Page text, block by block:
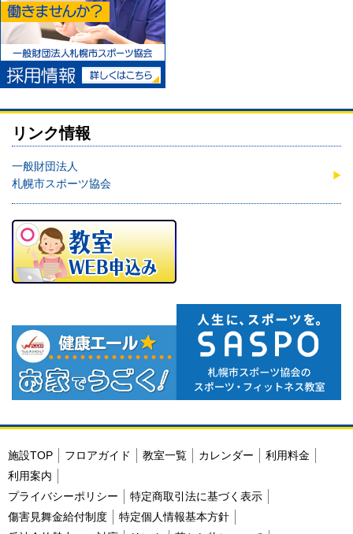
リンク情報
一般財団法人
札幌市スポーツ協会
施設TOP フロアガイド 教室一覧 カレンダー
利用料金
利用案内
プライバシーポリシー
特定商取引法に基づく表示
傷害見舞金給付制度
特定個人情報基本方針